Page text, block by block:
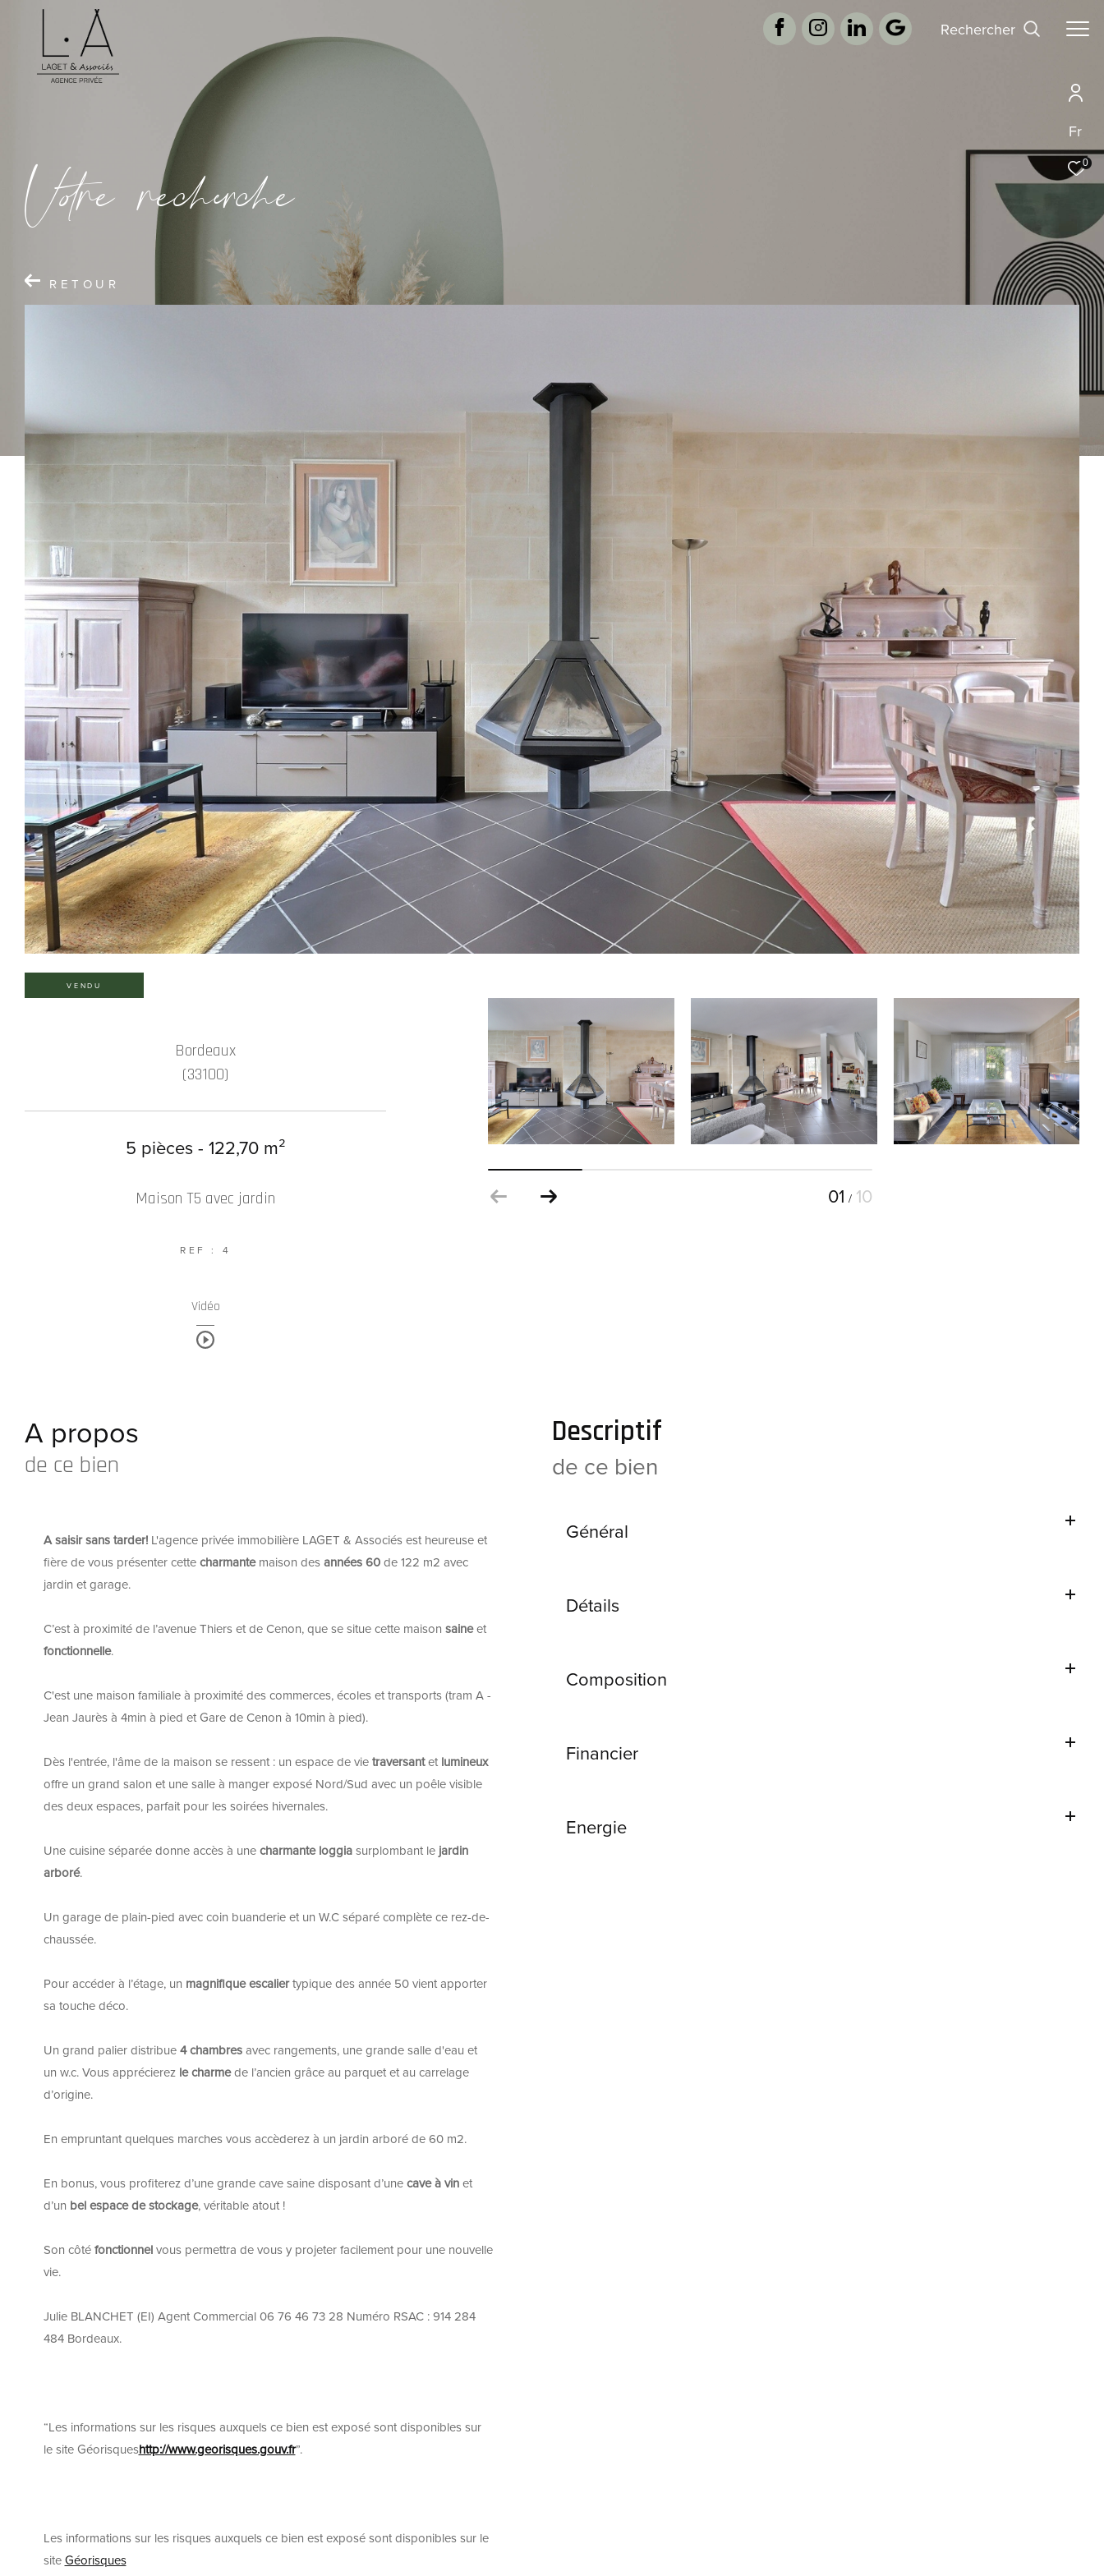
Fr
0
rechercher
Vore recece
RETOUR
VENDU
01 / 10
Bordeaux
(33100)
5 pièces - 122,70 m²
Maison T5 avec jardin
REF : 4
Vidéo
A propos
de ce bien
A saisir sans tarder! L'agence privée immobilière LAGET & Associés est heureuse et
fière de vous présenter cettecharmantemaison desannées 60de 122 m2 avec
jardin et garage.
C’est à proximité de l’avenue Thiers et de Cenon, que se situe cette maison saineet
fonctionnelle.
C'est une maison familiale à proximité des commerces, écoles et transports (tram A -
Jean Jaurès à 4min à pied et Gare de Cenon à 10min à pied).
Dès l'entrée, l'âme de la maison se ressent : un espace de vietraversantetlumineux
offre un grand salon et une salle à manger exposé Nord/Sud avec un poêle visible
des deux espaces, parfait pour les soirées hivernales.
Une cuisine séparée donne accès à unecharmante loggiasurplombant le jardin
arboré.
Un garage de plain-pied avec coin buanderie et un W.C séparé complète ce rez-de-
chaussée.
Pour accéder à l’étage, un magnifique escaliertypique des année 50 vient apporter
sa touche déco.
Un grand palier distribue4 chambresavec rangements, une grande salle d'eau et
un w.c. Vous apprécierezle charmede l’ancien grâce au parquet et au carrelage
d’origine.
En empruntant quelques marches vous accèderez à un jardin arboré de 60 m2.
En bonus, vous profiterez d’une grande cave saine disposant d’unecave à vinet
d’un bel espace de stockage, véritable atout !
Son côtéfonctionnelvous permettra de vous y projeter facilement pour une nouvelle
vie.
Julie BLANCHET (EI) Agent Commercial 06 76 46 73 28 Numéro RSAC : 914 284
484 Bordeaux.
“Les informations sur les risques auxquels ce bien est exposé sont disponibles sur
le site Géorisqueshttp://www.georisques.gouv.fr”.
Les informations sur les risques auxquels ce bien est exposé sont disponibles sur le
siteGéorisques
descriptif
de ce bien
Général
Détails
Composition
Financier
Energie